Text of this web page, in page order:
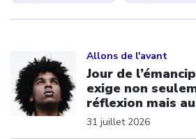
Allons de l'avant
Jour de
exige non
réflexion mais
31 juillet 2026